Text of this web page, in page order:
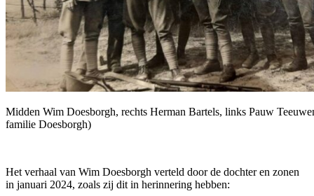
Midden Wim Doesborgh, rechts Herman Bartels, links Pauw
familie Doesborgh)
Het verhaal van Wim Doesborgh verteld door de dochter en zonen
in januari 2024, zoals zij dit in herinnering hebben: